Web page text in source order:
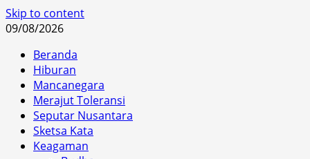
Skip to content
09/08/2026
Beranda
Hiburan
Mancanegara
Merajut Toleransi
Seputar Nusantara
Sketsa Kata
Keagaman